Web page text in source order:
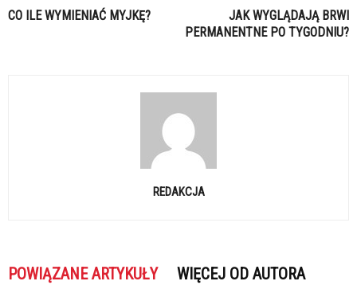
CO ILE WYMIENIAĆ MYJKĘ?
JAK WYGLĄDAJĄ BRWI
PERMANENTNE PO TYGODNIU?
REDAKCJA
POWIĄZANE ARTYKUŁY WIĘCEJ OD AUTORA